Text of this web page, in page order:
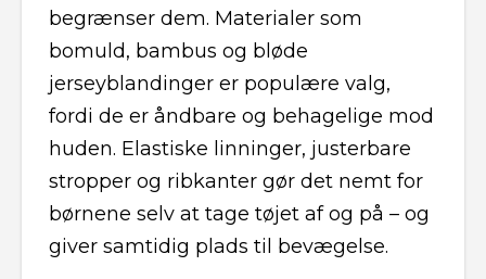
begrænser dem. Materialer som
bomuld, bambus og bløde
jerseyblandinger er populære valg,
fordi de er åndbare og behagelige mod
huden. Elastiske linninger, justerbare
stropper og ribkanter gør det nemt for
børnene selv at tage tøjet af og på – og
giver samtidig plads til bevægelse.